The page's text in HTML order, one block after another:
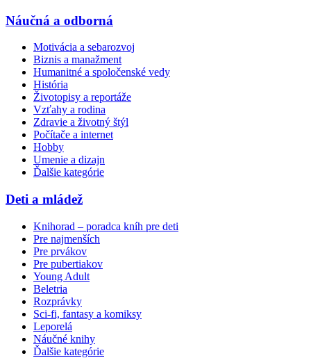
Náučná a odborná
Motivácia a sebarozvoj
Biznis a manažment
Humanitné a spoločenské vedy
História
Životopisy a reportáže
Vzťahy a rodina
Zdravie a životný štýl
Počítače a internet
Hobby
Umenie a dizajn
Ďalšie kategórie
Deti a mládež
Knihorad – poradca kníh pre deti
Pre najmenších
Pre prvákov
Pre pubertiakov
Young Adult
Beletria
Rozprávky
Sci-fi, fantasy a komiksy
Leporelá
Náučné knihy
Ďalšie kategórie